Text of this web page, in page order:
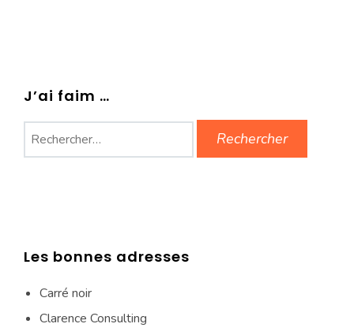
J’ai faim …
Les bonnes adresses
Carré noir
Clarence Consulting